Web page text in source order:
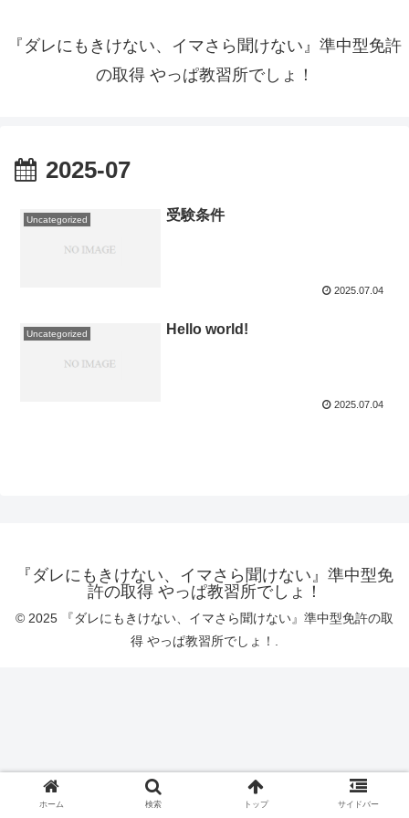
『ダレにもきけない、イマさら聞けない』準中型免許
の取得 やっぱ教習所でしょ！
2025-07
Uncategorized 受験条件
2025.07.04
Uncategorized Hello world!
2025.07.04
『ダレにもきけない、イマさら聞けない』準中型免
許の取得 やっぱ教習所でしょ！
© 2025 『ダレにもきけない、イマさら聞けない』準中型免許の取
得 やっぱ教習所でしょ！.
ホーム 検索 トップ サイドバー